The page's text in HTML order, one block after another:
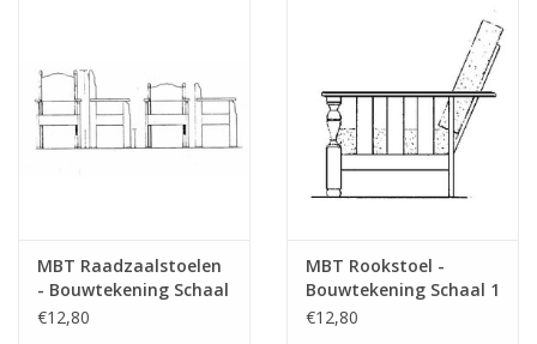
MBT Raadzaalstoelen
- Bouwtekening Schaal
1 : N/A (45.36.010)
€12,80
MBT Rookstoel -
Bouwtekening Schaal 1
: N/A (45.36.011)
€12,80